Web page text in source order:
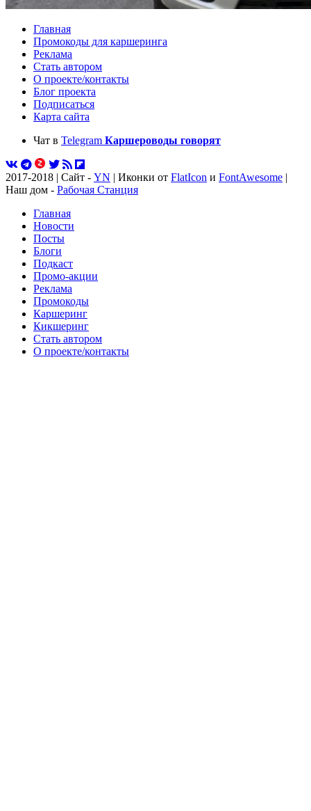
Главная
Промокоды для каршеринга
Реклама
Стать автором
О проекте/контакты
Блог проекта
Подписаться
Карта сайта
Чат в Telegram Каршероводы говорят
2017-2018 | Сайт - YN | Иконки от FlatIcon и FontAwesome |
Наш дом - Рабочая Станция
Главная
Новости
Посты
Блоги
Подкаст
Промо-акции
Реклама
Промокоды
Каршеринг
Кикшеринг
Стать автором
О проекте/контакты